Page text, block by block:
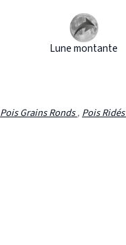
Lune montante
Pois Grains Ronds, Pois Ridés